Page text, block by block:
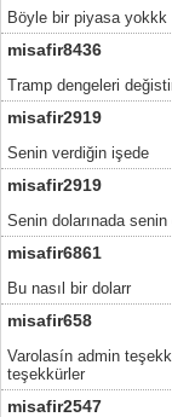
Böyle bir piyasa yokkk
misafir8436
Tramp dengeleri
misafir2919
Senin verdiğin işede
misafir2919
Senin dolarınada
misafir6861
Bu nasıl bir dolarr
misafir658
Varolasín admin
teşekkürler
misafir2547